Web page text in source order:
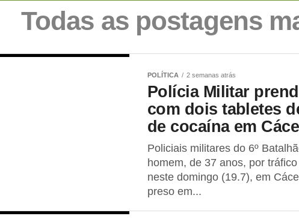
Todas as postagens
POLÍTICA 2 semanas atrás
Polícia Militar
com dois tabletes
de cocaína em
Policiais militares do 6º
homem, de 37 anos, por
neste domingo (19.7), em
preso em...